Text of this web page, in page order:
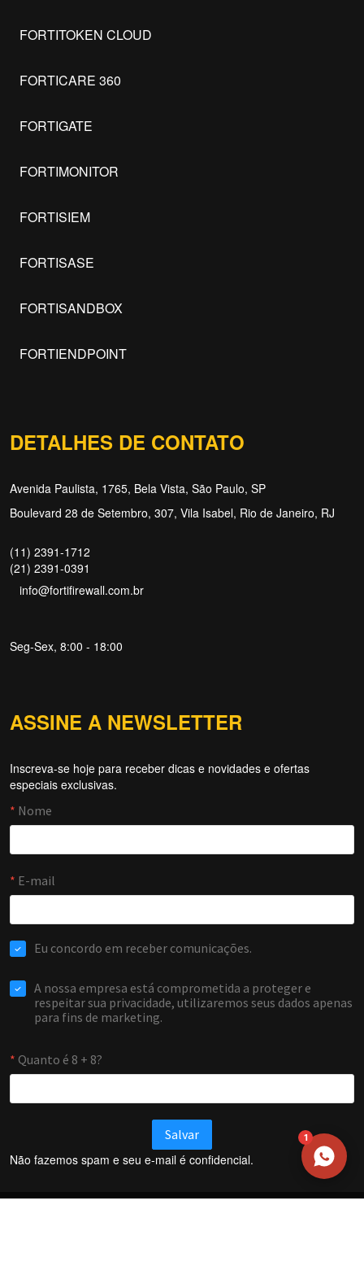
FORTITOKEN CLOUD
FORTICARE 360
FORTIGATE
FORTIMONITOR
FORTISIEM
FORTISASE
FORTISANDBOX
FORTIENDPOINT
DETALHES DE CONTATO
Avenida Paulista, 1765, Bela Vista, São Paulo, SP
Boulevard 28 de Setembro, 307, Vila Isabel, Rio de Janeiro, RJ
(11) 2391-1712
(21) 2391-0391
info@fortifirewall.com.br
Seg-Sex, 8:00 - 18:00
ASSINE A NEWSLETTER
Inscreva-se hoje para receber dicas e novidades e ofertas
especiais exclusivas.
Não fazemos spam e seu e-mail é confidencial.
Forti Firewall
EMAIL
WHATSAPP / TELEFONE
1